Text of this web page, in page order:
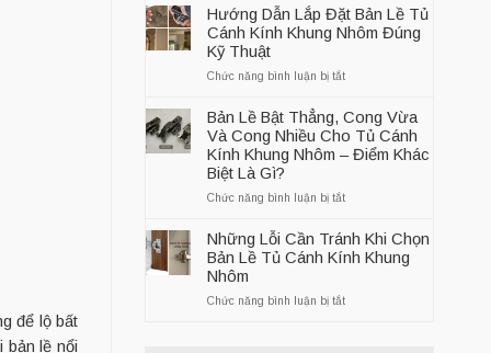
để lộ bất
bản lề nổi
Cánh
Kính
Hammered
Hướng
Sử
Dụng
Lề
Cánh
Kính
Khung
Nội
Hiện
Đại
Hướng Dẫn Lắp Đặt Bản Lề Tủ
Cánh Kính Khung Nhôm Đúng
Kỹ Thuật
Chức năng bình luận bị tắtở
Dẫn
Đặt
Bản
Tủ
Kính
Khung
Kỹ
Bản Lề Bật Thẳng, Cong Vừa
Và Cong Nhiều Cho Tủ Cánh
Kính Khung Nhôm – Điểm Khác
Biệt Là Gì?
Chức năng bình luận bị tắtở
Lề
Bật
Thẳng,
Vừa
Những Lỗi Cần Tránh Khi Chọn
Bản Lề Tủ Cánh Kính Khung
Nhôm
Chức năng bình luận bị tắtở